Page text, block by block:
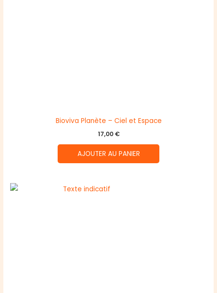
Bioviva Planète – Ciel et Espace
17,00 €
AJOUTER AU PANIER